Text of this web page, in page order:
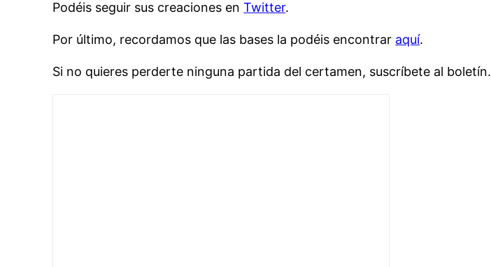
Podéis seguir sus creaciones enTwitter.
Por último, recordamos que las bases la podéis encontrar aquí.
Si no quieres perderte ninguna partida del certamen, suscríbete al boletín.